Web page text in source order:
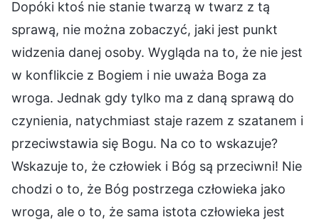
Dopóki ktoś nie stanie twarzą w twarz z tą
sprawą, nie można zobaczyć, jaki jest punkt
widzenia danej osoby. Wygląda na to, że nie jest
w konflikcie z Bogiem i nie uważa Boga za
wroga. Jednak gdy tylko ma z daną sprawą do
czynienia, natychmiast staje razem z szatanem i
przeciwstawia się Bogu. Na co to wskazuje?
Wskazuje to, że człowiek i Bóg są przeciwni! Nie
chodzi o to, że Bóg postrzega człowieka jako
wroga, ale o to, że sama istota człowieka jest